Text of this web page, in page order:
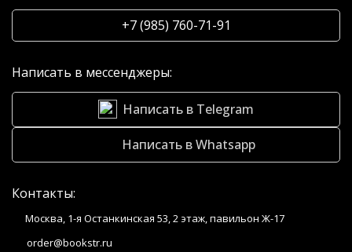
+7 (985) 760-71-91
Написать в мессенджеры:
Написать в Telegram
Написать в Whatsapp
Контакты:
Москва, 1-я Останкинская 53, 2 этаж, павильон Ж-17
order@bookstr.ru